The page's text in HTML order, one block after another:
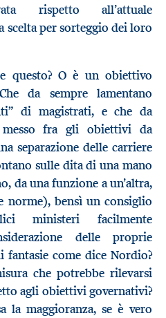
rispetto all’attuale
scelta per sorteggio dei loro
questo? O è un obiettivo
da sempre lamentano
di magistrati, e che da
fra gli obiettivi da
separazione delle carriere
sulle dita di una mano
da una funzione a un’altra,
norme), bensì un consiglio
ministeri facilmente
delle proprie
fantasie come dice Nordio?
che potrebbe rilevarsi
agli obiettivi governativi?
la maggioranza, se è vero